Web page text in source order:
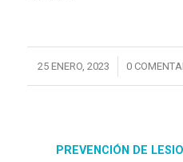
25 ENERO, 2023
/ 0 /
PREVENCIÓN DE